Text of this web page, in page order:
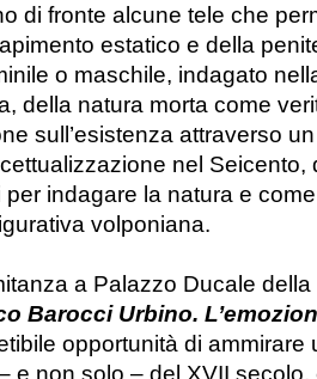
di fronte alcune tele che
estatico e della
o maschile, indagato
della natura morta come
sull’esistenza attraverso
nel Seicento,
indagare la natura e
volponiana.
a Palazzo Ducale
Barocci Urbino.
opportunità di ammirare
e non solo – del XVII